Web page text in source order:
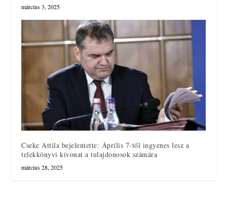
március 3, 2025
Cseke Attila bejelentette: Április 7-től ingyenes lesz a
telekkönyvi kivonat a tulajdonosok számára
március 28, 2025